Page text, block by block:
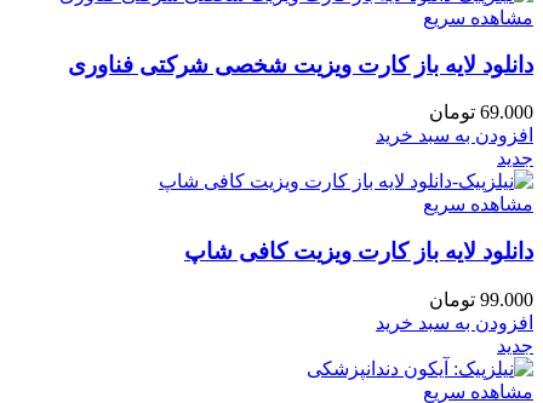
مشاهده سریع
دانلود لایه باز کارت ویزیت شخصی شرکتی فناوری
69.000 تومان
افزودن به سبد خرید
جدید
مشاهده سریع
دانلود لایه باز کارت ویزیت کافی شاپ
99.000 تومان
افزودن به سبد خرید
جدید
مشاهده سریع